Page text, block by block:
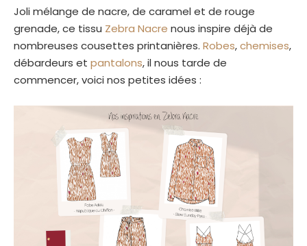
Joli mélange de nacre, de caramel et de rouge
grenade, ce tissu Zebra Nacre nous inspire déjà de
nombreuses cousettes printanières. Robes,chemises,
débardeurs et pantalons, il nous tarde de
commencer, voici nos petites idées :